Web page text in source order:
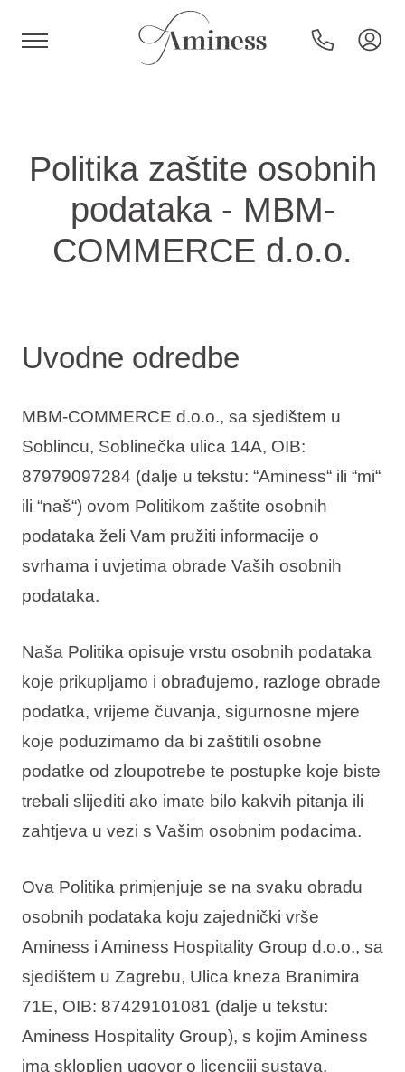
Hotels en resorts
Campings
Vakantietypes
Merken
Ami Loyalty programma
Politika zaštite osobnih
podataka - MBM-
COMMERCE d.o.o.
Uvodne odredbe
MBM-COMMERCE d.o.o., sa sjedištem u
Soblincu, Soblinečka ulica 14A, OIB:
87979097284 (dalje u tekstu: “Aminess“ ili “mi“
ili “naš“) ovom Politikom zaštite osobnih
podataka želi Vam pružiti informacije o
svrhama i uvjetima obrade Vaših osobnih
podataka.
Naša Politika opisuje vrstu osobnih podataka
koje prikupljamo i obrađujemo, razloge obrade
podatka, vrijeme čuvanja, sigurnosne mjere
koje poduzimamo da bi zaštitili osobne
podatke od zloupotrebe te postupke koje biste
trebali slijediti ako imate bilo kakvih pitanja ili
zahtjeva u vezi s Vašim osobnim podacima.
Ova Politika primjenjuje se na svaku obradu
osobnih podataka koju zajednički vrše
Aminess i Aminess Hospitality Group d.o.o., sa
sjedištem u Zagrebu, Ulica kneza Branimira
71E, OIB: 87429101081 (dalje u tekstu:
Aminess Hospitality Group), s kojim Aminess
ima sklopljen ugovor o licenciji sustava,